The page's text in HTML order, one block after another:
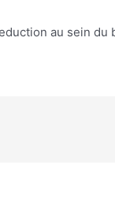
au sein